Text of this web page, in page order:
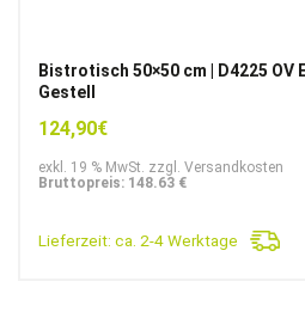
Bistrotisch 50×50 cm | D4225 OV
Gestell
124,90€
exkl. 19 % MwSt. zzgl. Versandkosten
Bruttopreis: 148.63 €
Lieferzeit: ca. 2-4 Werktage